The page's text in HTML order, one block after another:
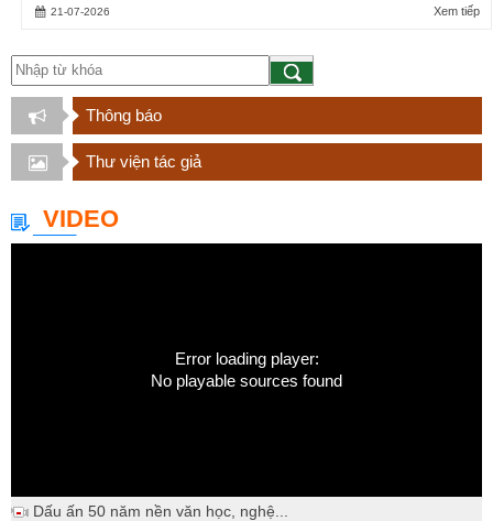
Xem tiếp
21-07-2026
Thông báo
Thư viện tác giả
VIDEO
Error loading player:
No playable sources found
Dấu ấn 50 năm nền văn học, nghệ...